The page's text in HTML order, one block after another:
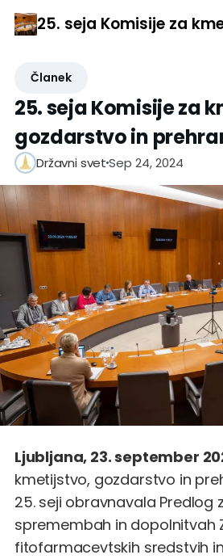
Članek
25. seja Komisije za
gozdarstvo in
Državni svetSep 24, 2024
Ljubljana, 23. september
kmetijstvo, gozdarstvo in
25. seji obravnavala Predlog
spremembah in dopolnitvah
fitofarmacevtskih sredstvih